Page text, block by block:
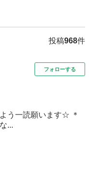
投稿968件
フォローする
う一読願います☆ ＊
...